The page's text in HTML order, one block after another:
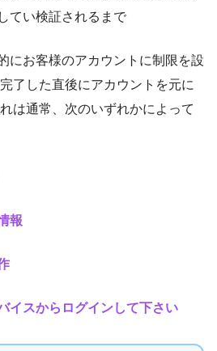
てい検証されるまで
にお客様のアカウントに制限を設
了した直後にアカウントを元に
は通常、次のいずれかによって
報
イスからログインして下さい